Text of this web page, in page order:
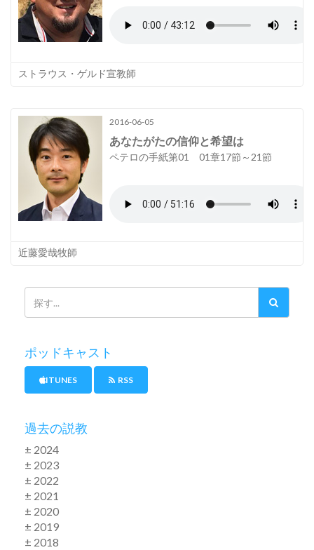
ストラウス・ゲルド宣教師
2016-06-05
あなたがたの信仰と希望は
ペテロの手紙第01 01章17節～21節
近藤愛哉牧師
ポッドキャスト
ITUNES RSS
過去の説教
± 2024
± 2023
± 2022
± 2021
± 2020
± 2019
± 2018